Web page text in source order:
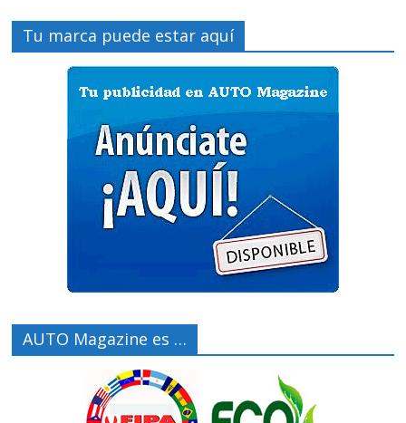
Tu marca puede estar aquí
AUTO Magazine es …